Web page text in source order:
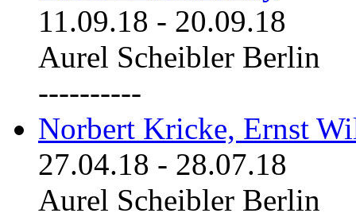
11.09.18 - 20.09.18
Aurel Scheibler Berlin
----------
Norbert Kricke, Ernst
27.04.18 - 28.07.18
Aurel Scheibler Berlin